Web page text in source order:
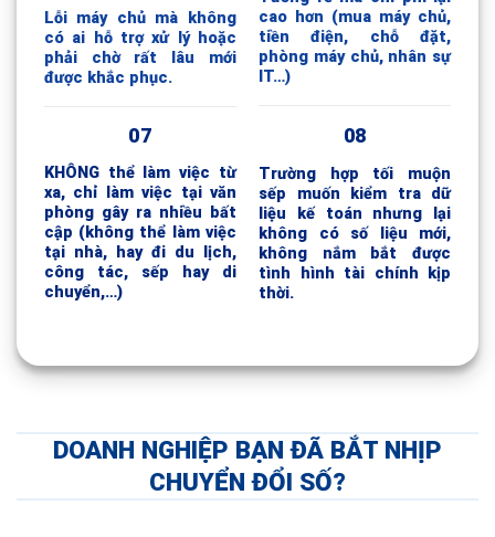
Lỗi máy chủ mà không
có ai hỗ trợ xử lý hoặc
phải chờ rất lâu mới
được khắc phục.
07
KHÔNG thể làm việc từ
xa, chỉ làm việc tại văn
phòng gây ra nhiều bất
cập (không thể làm việc
tại nhà, hay đi du lịch,
công tác, sếp hay di
chuyển,…)
cao hơn (mua máy chủ,
tiền điện, chỗ đặt,
phòng máy chủ, nhân sự
IT…)
08
Trường hợp tối muộn
sếp muốn kiểm tra dữ
liệu kế toán nhưng lại
không có số liệu mới,
không nắm bắt được
tình hình tài chính kịp
thời.
DOANH NGHIỆP BẠN ĐÃ BẮT NHỊP
CHUYỂN ĐỔI SỐ?